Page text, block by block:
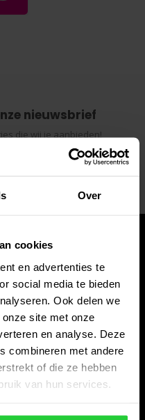
Over
cookies
en advertenties te
social media te bieden
Ook delen we
site met onze
en analyse. Deze
combineren met andere
of die ze hebben
van hun services.
nieuwsbrief
die wij je aanbieden!
Abonneer
van Lelystad en